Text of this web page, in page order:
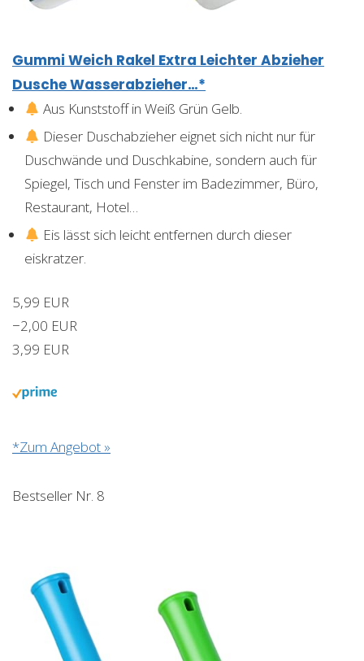
Gummi Weich Rakel Extra Leichter Abzieher
Dusche Wasserabzieher…*
Aus Kunststoff in Weiß Grün Gelb.
Dieser Duschabzieher eignet sich nicht nur für
Duschwände und Duschkabine, sondern auch für
Spiegel, Tisch und Fenster im Badezimmer, Büro,
Restaurant, Hotel…
Eis lässt sich leicht entfernen durch dieser
eiskratzer.
5,99 EUR
−2,00 EUR
3,99 EUR
*Zum Angebot »
Bestseller Nr. 8